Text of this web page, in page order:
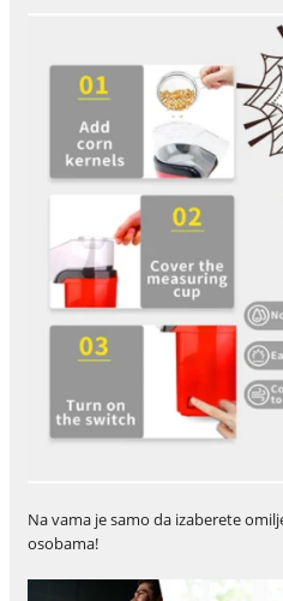
Na vama je samo da izaberete
osobama!